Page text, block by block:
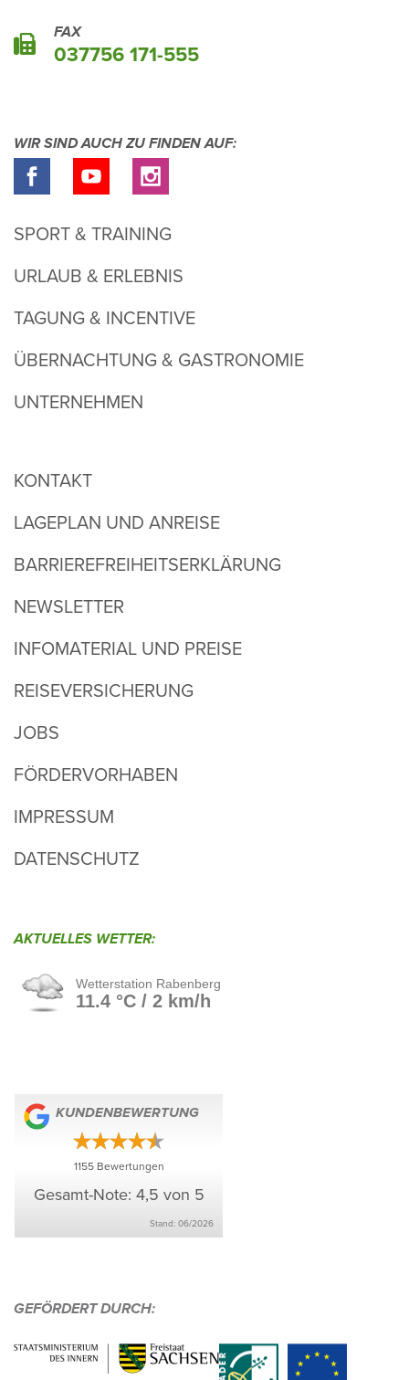
FAX
037756 171-555
WIR SIND AUCH ZU FINDEN AUF:
SPORT & TRAINING
URLAUB & ERLEBNIS
TAGUNG & INCENTIVE
ÜBERNACHTUNG & GASTRONOMIE
UNTERNEHMEN
KONTAKT
LAGEPLAN UND ANREISE
BARRIEREFREIHEITSERKLÄRUNG
NEWSLETTER
INFOMATERIAL UND PREISE
REISEVERSICHERUNG
JOBS
FÖRDERVORHABEN
IMPRESSUM
DATENSCHUTZ
AKTU­ELLES WETTER:
KUNDEN­BE­WER­TUNG
1155Bewer­tungen
Gesamt-Note: 4,5 von 5
Stand: 06/​2026
GEFÖR­DERT DURCH: